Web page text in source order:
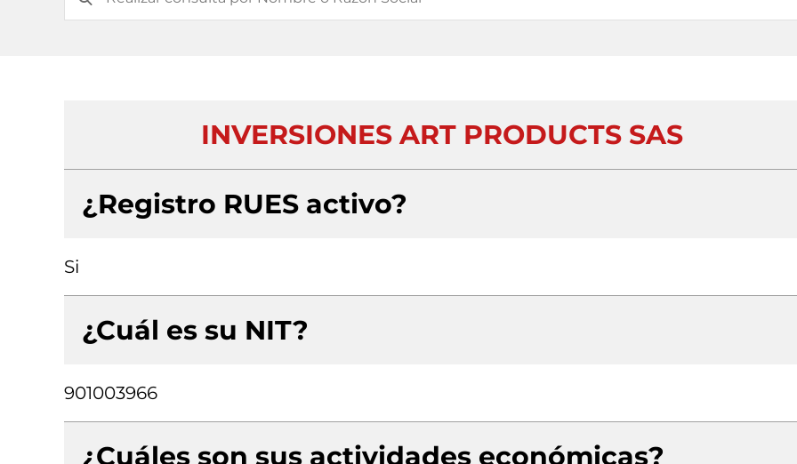
INVERSIONES ART PRODUCTS SAS
¿Registro RUES activo?
Si
¿Cuál es su NIT?
901003966
¿Cuáles son sus actividades económicas?